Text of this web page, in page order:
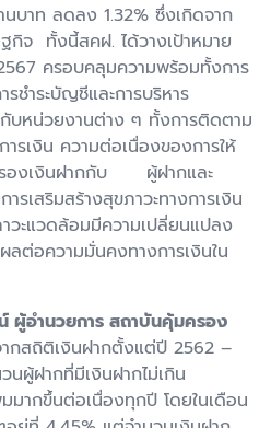
บาท ลดลง 1.32% ซึ่งเกิดจาก
กิจ ทั้งนี้สคฝ. ได้วางเป้าหมาย
ครอบคลุมความพร้อมทั้งการ
ชำระบัญชีและการบริหาร
บหน่วยงานต่าง ๆ ทั้งการติดตาม
รเงิน ความต่อเนื่องของการให้
รองเงินฝากกับ ผู้ฝากและ
รเสริมสร้างสุขภาวะทางการเงิน
วะแวดล้อมมีความเปลี่ยนแปลง
ต่อความมั่นคงทางการเงินใน
ผู้อำนวยการ สถาบันคุ้มครอง
ากสถิติเงินฝากตั้งแต่ปี 2562 –
ผู้ฝากที่มีเงินฝากไม่เกิน
มากขึ้นต่อเนื่องทุกปี โดยในเดือน